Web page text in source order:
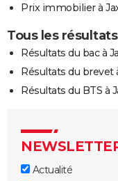
Prix immobilier à
Tous les
Résultats du bac à
Résultats du brevet
Résultats du BTS à
Actualité